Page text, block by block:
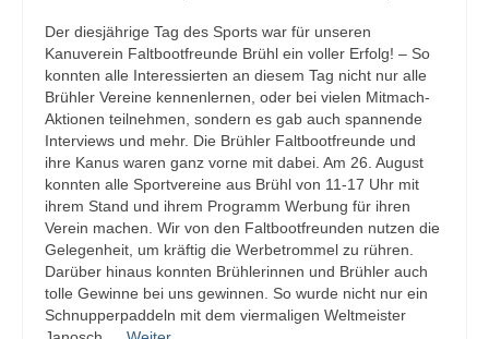
Der diesjährige Tag des Sports war für unseren
Kanuverein Faltbootfreunde Brühl ein voller Erfolg! – So
konnten alle Interessierten an diesem Tag nicht nur alle
Brühler Vereine kennenlernen, oder bei vielen Mitmach-
Aktionen teilnehmen, sondern es gab auch spannende
Interviews und mehr. Die Brühler Faltbootfreunde und
ihre Kanus waren ganz vorne mit dabei. Am 26. August
konnten alle Sportvereine aus Brühl von 11-17 Uhr mit
ihrem Stand und ihrem Programm Werbung für ihren
Verein machen. Wir von den Faltbootfreunden nutzen die
Gelegenheit, um kräftig die Werbetrommel zu rühren.
Darüber hinaus konnten Brühlerinnen und Brühler auch
tolle Gewinne bei uns gewinnen. So wurde nicht nur ein
Schnupperpaddeln mit dem viermaligen Weltmeister